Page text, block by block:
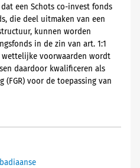
een Schots co-invest fonds
die deel uitmaken van een
kunnen worden
in de zin van art. 1:1
wettelijke voorwaarden wordt
daardoor kwalificeren als
(FGR) voor de toepassing van